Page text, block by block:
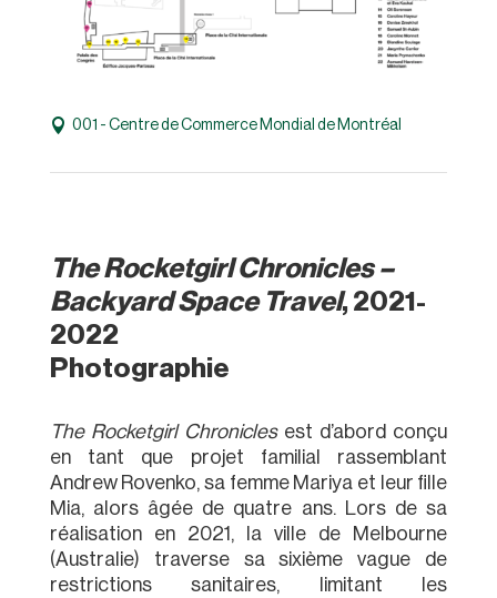
001 - Centre de Commerce Mondial de Montréal
The Rocketgirl Chronicles –
Backyard Space Travel, 2021-
2022
Photographie
The Rocketgirl Chroniclesest d’abord conçu
en tant que projet familial rassemblant
Andrew Rovenko, sa femme Mariya et leur fille
Mia, alors âgée de quatre ans. Lors de sa
réalisation en 2021, la ville de Melbourne
(Australie) traverse sa sixième vague de
restrictions sanitaires, limitant les